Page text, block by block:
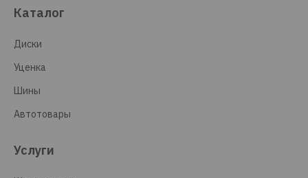
Каталог
Диски
Уценка
Шины
Автотовары
Услуги